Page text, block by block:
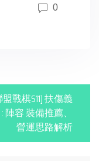
0
戰棋S11] 扶傷義
陣容 裝備推薦、
營運思路解析